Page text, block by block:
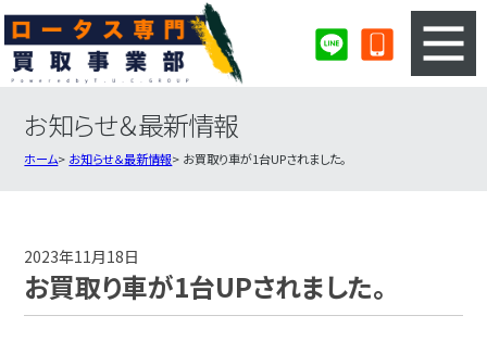
3ステップのカンタン査定
ロータス買取実績
お知らせ＆最新情報
ホーム お知らせ＆最新情報 お買取り車が1台UPされました。
2023年11月18日
お買取り車が1台UPされました。